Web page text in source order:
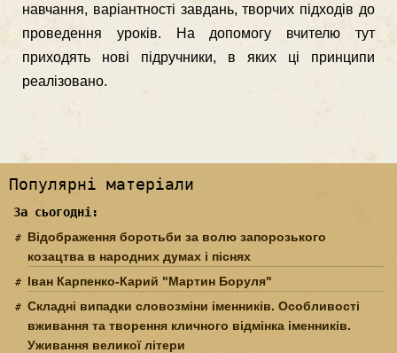
навчання, варіантності завдань, творчих підходів до
проведення уроків. На допомогу вчителю тут
приходять нові підручники, в яких ці принципи
реалізовано.
Популярні матеріали
За сьогодні:
Відображення боротьби за волю запорозького
козацтва в народних думах і піснях
Іван Карпенко-Карий "Мартин Боруля"
Складні випадки словозміни іменників. Особливості
вживання та творення кличного відмінка іменників.
Уживання великої літери